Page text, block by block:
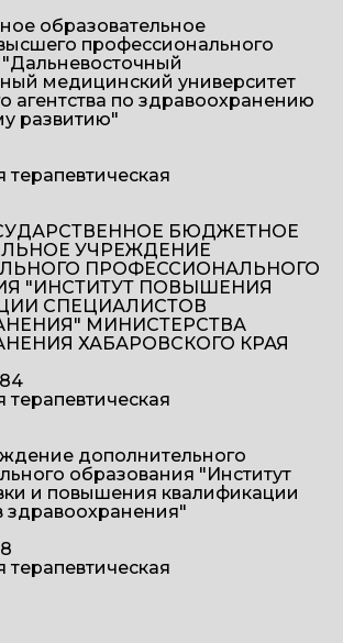
образовательное
профессионального
медицинский университет
агентства по здравоохранению
развитию"
терапевтическая
БЮДЖЕТНОЕ
УЧРЕЖДЕНИЕ
ПРОФЕССИОНАЛЬНОГО
"ИНСТИТУТ ПОВЫШЕНИЯ
СПЕЦИАЛИСТОВ
МИНИСТЕРСТВА
ХАБАРОВСКОГО КРАЯ
терапевтическая
дополнительного
образования "Институт
и повышения квалификации
здравоохранения"
терапевтическая